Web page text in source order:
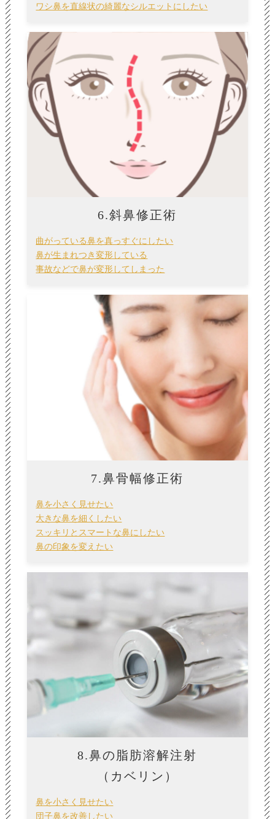
ワシ鼻を直線状の綺麗なシルエットにしたい
6.斜鼻修正術
曲がっている鼻を真っすぐにしたい
鼻が生まれつき変形している
事故などで鼻が変形してしまった
7.鼻骨幅修正術
鼻を小さく見せたい
大きな鼻を細くしたい
スッキリとスマートな鼻にしたい
鼻の印象を変えたい
8.鼻の脂肪溶解注射
（カベリン）
鼻を小さく見せたい
団子鼻を改善したい